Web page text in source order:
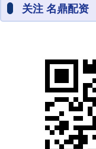
关注 名鼎配资